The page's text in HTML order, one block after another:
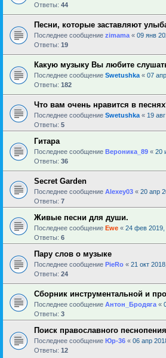
Ответы: 44
Песни, которые заставляют
Последнее сообщение zimama « 09 янв
Ответы: 19
Какую музыку Вы любите
Последнее сообщение Swetushka « 07
Ответы: 182
Что вам очень нравится в
Последнее сообщение Swetushka « 19
Ответы: 5
Гитара
Последнее сообщение Вероника_89 « 20
Ответы: 36
Secret Garden
Последнее сообщение Alexey03 « 20 апр
Ответы: 7
Живые песни для души.
Последнее сообщение Ewe « 24 фев 2019,
Ответы: 6
Пару слов о музыке
Последнее сообщение PieRo « 21 окт
Ответы: 24
Сборник инструментальной и
Последнее сообщение Антон_Бродяга «
Ответы: 3
Поиск православного песнопения
Последнее сообщение Юр-36 « 06 апр
Ответы: 12